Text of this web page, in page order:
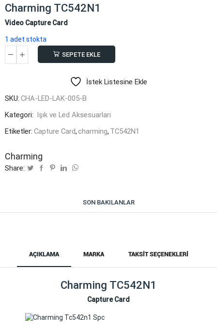
Charming TC542N1
Video Capture Card
1 adet stokta
Charming
SEPETE EKLE
İstek Listesine Ekle
SKU: CHA-LED-LAK-005-B
Kategori:
Işık ve Led Aksesuarları
Etiketler: Capture Card,charming, TC542N1
Charming
Share:
SON BAKILANLAR
AÇIKLAMA MARKA TAKSIT SEÇENEKLERI
Charming TC542N1
Capture Card